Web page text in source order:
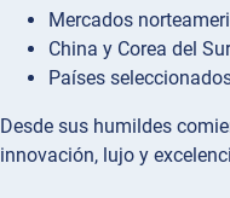
Mercados
China y Corea del Sur
Países
Desde sus humildes
innovación, lujo y